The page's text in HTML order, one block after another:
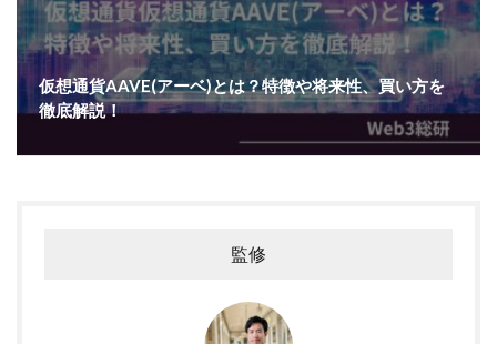
仮想通貨AAVE(アーベ)とは？特徴や将来性、買い方を
徹底解説！
監修